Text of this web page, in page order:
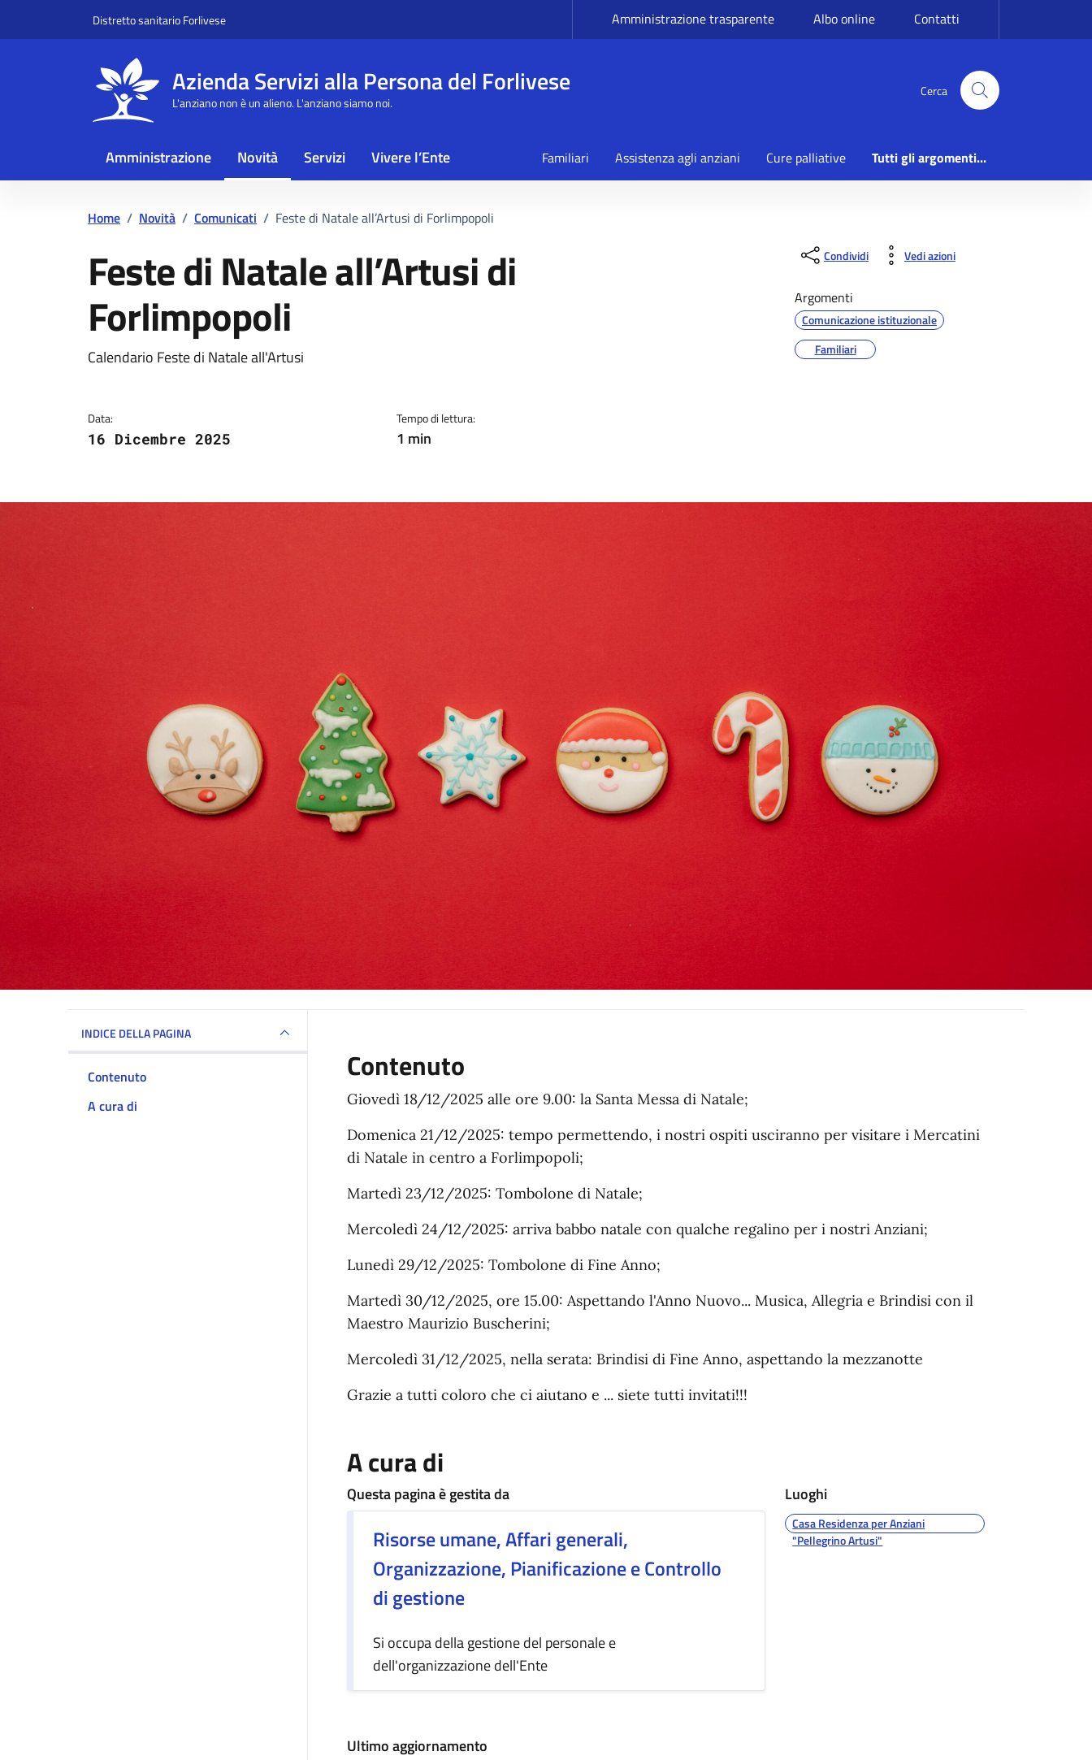
Distretto sanitario Forlivese Amministrazione trasparente Albo online Contatti
Azienda Servizi alla Persona del Forlivese
L'anziano non è un alieno. L'anziano siamo noi.
Cerca
Amministrazione Novità Servizi Vivere l’Ente Familiari Assistenza agli anziani Cure palliative Tutti gli argomenti...
Home / Novità / Comunicati / Feste di Natale all’Artusi di Forlimpopoli
Feste di Natale all’Artusi di
Forlimpopoli
Dettagli della notizia
Calendario Feste di Natale all'Artusi
Data:
16 Dicembre 2025
Tempo di lettura:
1 min
Condividi Vedi azioni
Argomenti
Comunicazione istituzionale
Familiari
INDICE DELLA PAGINA
Contenuto
A cura di
Contenuto
Giovedì 18/12/2025 alle ore 9.00: la Santa Messa di Natale;
Domenica 21/12/2025: tempo permettendo, i nostri ospiti usciranno per visitare i Mercatini
di Natale in centro a Forlimpopoli;
Martedì 23/12/2025: Tombolone di Natale;
Mercoledì 24/12/2025: arriva babbo natale con qualche regalino per i nostri Anziani;
Lunedì 29/12/2025: Tombolone di Fine Anno;
Martedì 30/12/2025, ore 15.00: Aspettando l'Anno Nuovo... Musica, Allegria e Brindisi con il
Maestro Maurizio Buscherini;
Mercoledì 31/12/2025, nella serata: Brindisi di Fine Anno, aspettando la mezzanotte
Grazie a tutti coloro che ci aiutano e ... siete tutti invitati!!!
A cura di
Questa pagina è gestita da
Risorse umane, Affari generali,
Organizzazione, Pianificazione e Controllo
di gestione
Si occupa della gestione del personale e
dell'organizzazione dell'Ente
Luoghi
Casa Residenza per Anziani
"Pellegrino Artusi"
Ultimo aggiornamento